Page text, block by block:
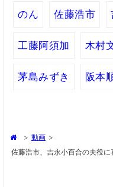
のん 佐藤浩市
工藤阿須加 木村
茅島みずき 阪本
> 動画 >
佐藤浩市、吉永小百合の夫役